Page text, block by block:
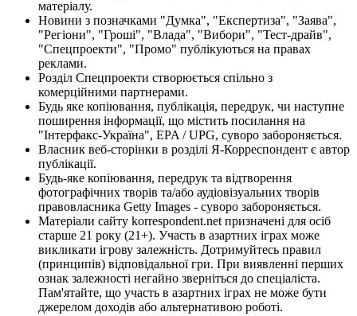
матеріалу.
Новини з позначками "Думка", "Експертиза", "Заява",
"Регіони", "Гроші", "Влада", "Вибори", "Тест-драйв",
"Спецпроекти", "Промо" публікуються на правах
реклами.
Розділ Спецпроекти створюється спільно з
комерційними партнерами.
Будь яке копіювання, публікація, передрук, чи наступне
поширення інформації, що містить посилання на
"Інтерфакс-Україна", EPA / UPG, суворо забороняється.
Власник веб-сторінки в розділі Я-Корреспондент є автор
публікації.
Будь-яке копіювання, передрук та відтворення
фотографічних творів та/або аудіовізуальних творів
правовласника Getty Images - суворо забороняється.
Матеріали сайту korrespondent.net призначені для осіб
старше 21 року (21+). Участь в азартних іграх може
викликати ігрову залежність. Дотримуйтесь правил
(принципів) відповідальної гри. При виявленні перших
ознак залежності негайно зверніться до спеціаліста.
Пам'ятайте, що участь в азартних іграх не може бути
джерелом доходів або альтернативою роботі.